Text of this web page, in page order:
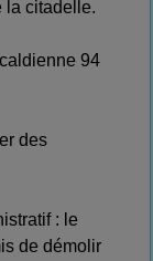
la citadelle.
94
des
: le
de démolir